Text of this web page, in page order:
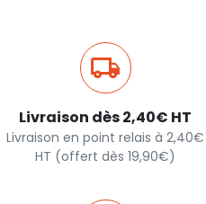
Livraison dès 2,40€ HT
Livraison en point relais à 2,40€
HT (offert dès 19,90€)